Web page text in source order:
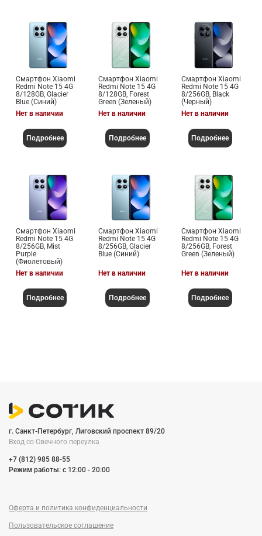
Смартфон Xiaomi
Redmi Note 15 4G
8/128GB, Glacier
Blue (Синий)
Нет в наличии
Подробнее
Смартфон Xiaomi
Redmi Note 15 4G
8/128GB, Forest
Green (Зеленый)
Нет в наличии
Подробнее
Смартфон Xiaomi
Redmi Note 15 4G
8/256GB, Black
(Черный)
Нет в наличии
Подробнее
Смартфон Xiaomi
Redmi Note 15 4G
8/256GB, Mist
Purple
(Фиолетовый)
Нет в наличии
Подробнее
Смартфон Xiaomi
Redmi Note 15 4G
8/256GB, Glacier
Blue (Синий)
Нет в наличии
Подробнее
Смартфон Xiaomi
Redmi Note 15 4G
8/256GB, Forest
Green (Зеленый)
Нет в наличии
Подробнее
г. Санкт-Петербург, Лиговский проспект 89/20
Вход со Cвечного переулка
+7 (812) 985 88-55
Режим работы: c 12:00 - 20:00
Оферта и политика конфиденциальности
Пользовательское соглашение